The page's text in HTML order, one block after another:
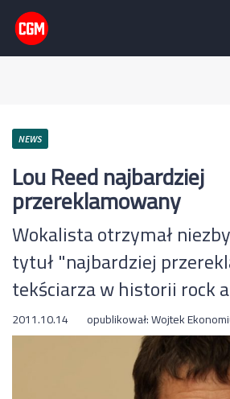
NEWS
Lou Reed najbardziej
przereklamowany
Wokalista otrzymał
tytuł "najbardziej
tekściarza w historii rock
2011.10.14 opublikował:Wojtek